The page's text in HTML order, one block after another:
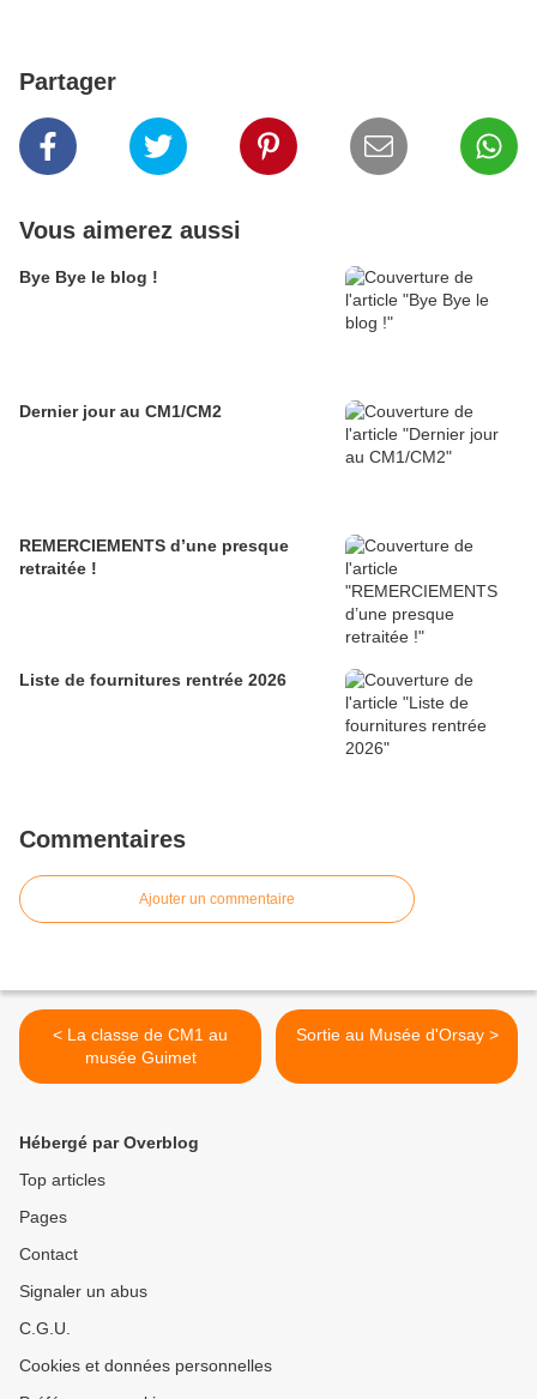
Partager
Vous aimerez aussi
Bye Bye le blog !
Dernier jour au CM1/CM2
REMERCIEMENTS d’une presque
retraitée !
Liste de fournitures rentrée 2026
Commentaires
Ajouter un commentaire
< La classe de CM1 au
musée Guimet
Sortie au Musée d'Orsay >
Hébergé par Overblog
Top articles
Pages
Contact
Signaler un abus
C.G.U.
Cookies et données personnelles